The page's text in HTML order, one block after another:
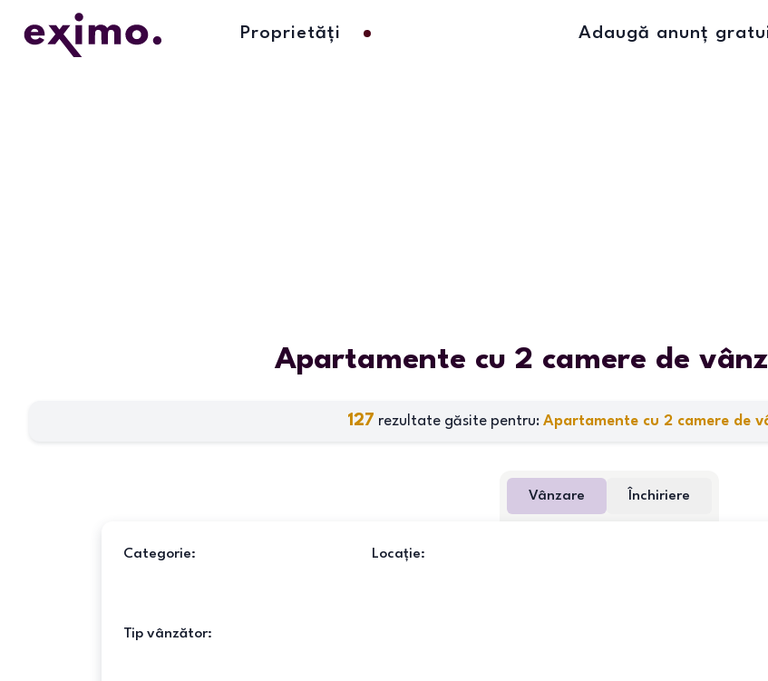
Proprietăți Adaugă anunț
Apartamente cu 2 camere de
127 rezultate găsite pentru: Apartamente cu 2 camere de
Vânzare Închiriere
Categorie: Locație:
Tip vânzător: